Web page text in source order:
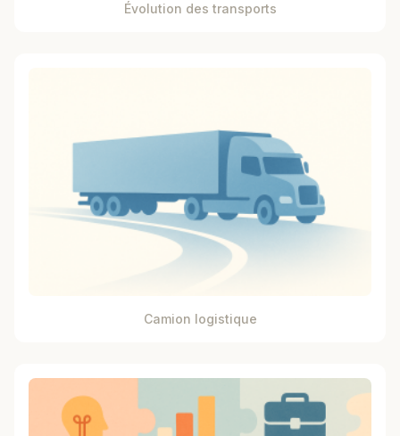
Évolution des transports
Camion logistique